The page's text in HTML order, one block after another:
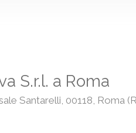
S.r.l. a Roma
Santarelli, 00118, Roma